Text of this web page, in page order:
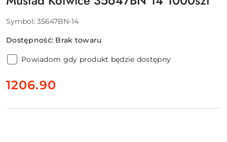
Symbol: 35647BN-14
Dostępność: Brak towaru
Powiadom gdy produkt będzie dostępny
cena:
1206.90